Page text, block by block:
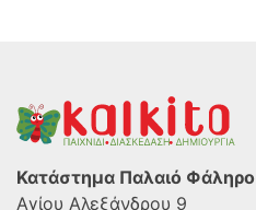
Κατάστημα Παλαιό Φάληρο
Αγίου Αλεξάνδρου 9